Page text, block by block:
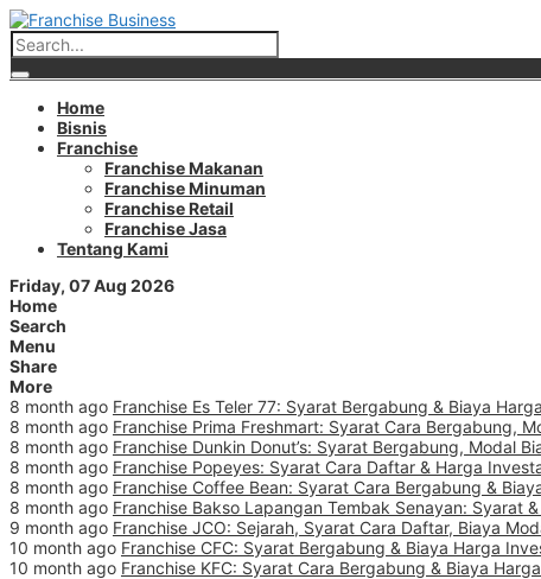
Home
Bisnis
Franchise
Franchise Makanan
Franchise Minuman
Franchise Retail
Franchise Jasa
Tentang Kami
Friday, 07 Aug 2026
Home
Search
Menu
Share
More
8 month ago Franchise Es Teler 77: Syarat Bergabung & Biaya
8 month ago Franchise Prima Freshmart: Syarat Cara Bergabung,
8 month ago Franchise Dunkin Donut’s: Syarat Bergabung, Modal
8 month ago Franchise Popeyes: Syarat Cara Daftar & Harga
8 month ago Franchise Coffee Bean: Syarat Cara Bergabung &
8 month ago Franchise Bakso Lapangan Tembak Senayan: Syarat
9 month ago Franchise JCO: Sejarah, Syarat Cara Daftar, Biaya
10 month ago Franchise CFC: Syarat Bergabung & Biaya Harga
10 month ago Franchise KFC: Syarat Cara Bergabung & Biaya